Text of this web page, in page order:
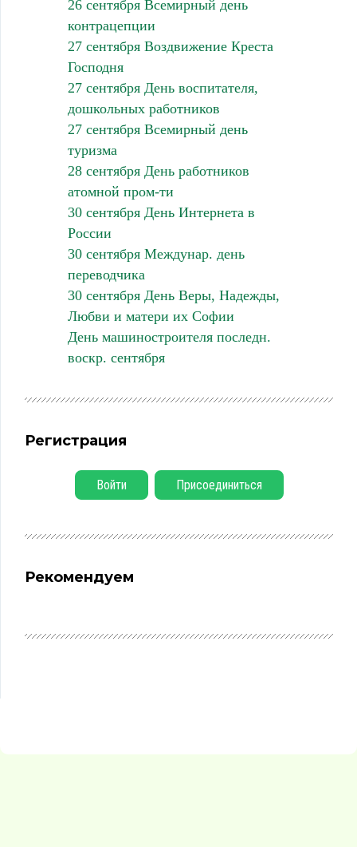
26 сентября Всемирный день
контрацепции
27 сентября Воздвижение Креста
Господня
27 сентября День воспитателя,
дошкольных работников
27 сентября Всемирный день
туризма
28 сентября День работников
атомной пром-ти
30 сентября День Интернета в
России
30 сентября Междунар. день
переводчика
30 сентября День Веры, Надежды,
Любви и матери их Софии
День машиностроителя последн.
воскр. сентября
Регистрация
Войти Присоединиться
Рекомендуем